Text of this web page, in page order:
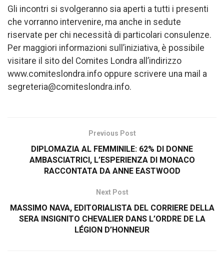
Gli incontri si svolgeranno sia aperti a tutti i presenti
che vorranno intervenire, ma anche in sedute
riservate per chi necessità di particolari consulenze.
Per maggiori informazioni sull’iniziativa, è possibile
visitare il sito del Comites Londra all’indirizzo
www.comiteslondra.info oppure scrivere una mail a
segreteria@comiteslondra.info.
Previous Post
DIPLOMAZIA AL FEMMINILE: 62% DI DONNE
AMBASCIATRICI, L’ESPERIENZA DI MONACO
RACCONTATA DA ANNE EASTWOOD
Next Post
MASSIMO NAVA, EDITORIALISTA DEL CORRIERE DELLA
SERA INSIGNITO CHEVALIER DANS L’ORDRE DE LA
LÉGION D’HONNEUR